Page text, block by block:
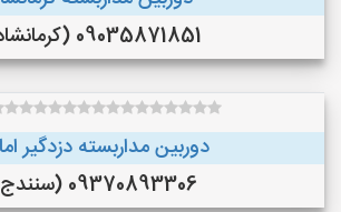
09035871851 (کرمانشاه )
دوربین مداربسته دزدگیر
09370893306 (سنندج )